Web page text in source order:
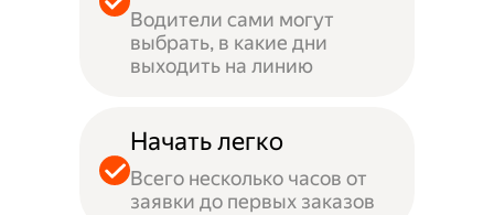
Водители сами могут
выбрать, в какие дни
выходить на линию
Начать легко
Всего несколько часов от
заявки до первых заказов